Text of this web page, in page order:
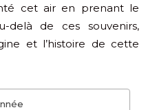
cet air en prenant le
delà de ces souvenirs,
et l’histoire de cette